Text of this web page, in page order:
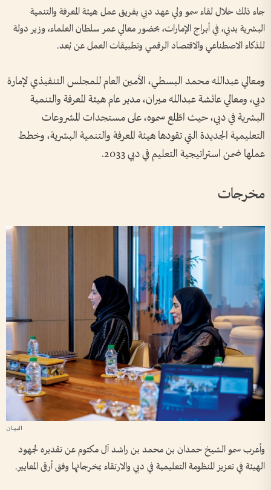
جاء ذلك خلال لقاء سمو ولي عهد دبي بفريق عمل هيئة المعرفة والتنمية
البشرية بدبي، في أبراج الإمارات، بحضور معالي عمر سلطان العلماء، وزير دولة
للذكاء الاصطناعي والاقتصاد الرقمي وتطبيقات العمل عن بُعد.
ومعالي عبدالله محمد البسطي، الأمين العام للمجلس التنفيذي لإمارة
دبي، ومعالي عائشة عبدالله ميران، مدير عام هيئة المعرفة والتنمية
البشرية في دبي، حيث اطّلع سموه، على مستجدات المشروعات
التعليمية الجديدة التي تقودها هيئة المعرفة والتنمية البشرية، وخطط
عملها ضمن استراتيجية التعليم في دبي 2033.
مخرجات
وأعرب سمو الشيخ حمدان بن محمد بن راشد آل مكتوم عن تقديره لجهود
الهيئة في تعزيز المنظومة التعليمية في دبي والارتقاء بمخرجاتها وفق أرقى المعايير.